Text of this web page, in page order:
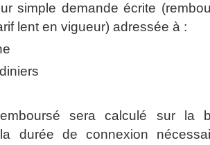
simple demande écrite
lent en vigueur) adressée à :
sera calculé sur la
durée de connexion